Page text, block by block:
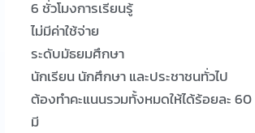
6 ชั่วโมงการเรียนรู้
ไม่มีค่าใช้จ่าย
ระดับมัธยมศึกษา
นักเรียน นักศึกษา และประชาชนทั่วไป
ต้องทำคะแนนรวมทั้งหมดให้ได้ร้อยละ 60
มี